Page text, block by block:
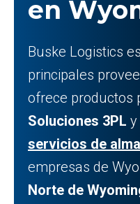
en
Buske Logistics
principales
ofrece productos
Soluciones 3PL y
servicios de
empresas de
Norte de